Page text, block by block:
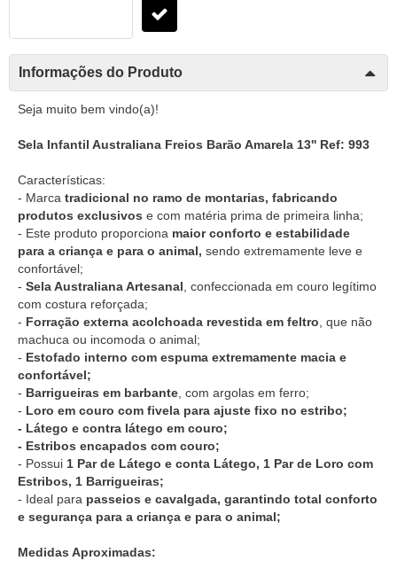
Informações do Produto
Seja muito bem vindo(a)!
Sela Infantil Australiana Freios Barão Amarela 13'' Ref: 993
Características:
- Marca tradicional no ramo de montarias, fabricando
produtos exclusivos e com matéria prima de primeira linha;
- Este produto proporciona maior conforto e estabilidade
para a criança e para o animal, sendo extremamente leve e
confortável;
- Sela Australiana Artesanal , confeccionada em couro legítimo
com costura reforçada;
- Forração externa acolchoada revestida em feltro , que não
machuca ou incomoda o animal;
- Estofado interno com espuma extremamente macia e
confortável;
- Barrigueiras em barbante , com argolas em ferro;
- Loro em couro com fivela para ajuste fixo no estribo;
- Látego e contra látego em couro;
- Estribos encapados com couro;
- Possui 1 Par de Látego e conta Látego, 1 Par de Loro com
Estribos, 1 Barrigueiras;
- Ideal para passeios e cavalgada, garantindo total conforto
e segurança para a criança e para o animal;
Medidas Aproximadas: